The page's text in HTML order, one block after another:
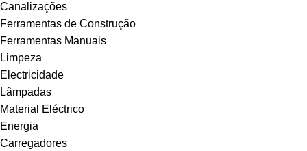
Canalizações
Ferramentas de Construção
Ferramentas Manuais
Limpeza
Electricidade
Lâmpadas
Material Eléctrico
Energia
Carregadores